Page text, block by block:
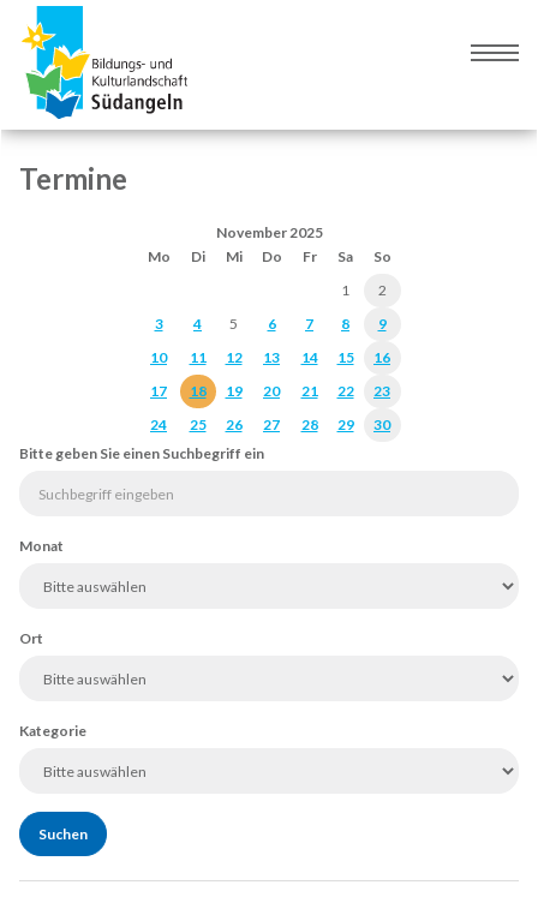
Navigation
springen
Inhalt
springen
Termine
November 2025
Mo
Di Mi Do Fr Sa
So
1
2
3
4 5 6 7 8
9
10
11 12 13 14 15
16
17
18 19 20 21 22
23
24
25 26 27 28 29
30
Bitte geben Sie einen Suchbegriff ein
Monat
Ort
Kategorie